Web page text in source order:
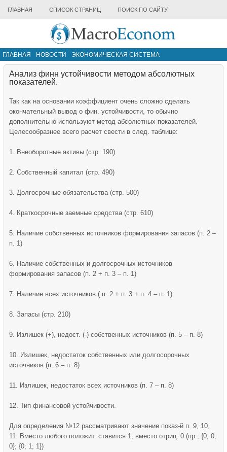
ГЛАВНАЯ СПИСОК СТРАНИЦ ПОИСК ПО САЙТУ
ГЛАВНАЯ НОВОСТИ
ЭКОНОМИЧЕСКАЯ СИСТЕМА
ИНФРАСТРУКТУРА РЫНКА
Анализ финн устойчивости методом абсолютных
показателей.
Так как на основании коэффициент очень сложно сделать
окончательный вывод о фин. устойчивости, то обычно
дополнительно используют метод абсолютных показателей.
Целесообразнее всего расчет свести в след. таблице:
1. Внеоборотные активы (стр. 190)
2. Собственный капитал (стр. 490)
3. Долгосрочные обязательства (стр. 500)
4. Краткосрочные заемные средства (стр. 610)
5. Наличие собственных источников формирования запасов (п. 2 –
п. 1)
6. Наличие собственных и долгосрочных источников
формирования запасов (п. 2 + п. 3 – п. 1)
7. Наличие всех источников ( п. 2 + п. 3 + п. 4 – п. 1)
8. Запасы (стр. 210)
9. Излишек (+), недост. (-) собственных источников (п. 5 – п. 8)
10. Излишек, недостаток собственных или долгосорочных
источников (п. 6 – п. 8)
11. Излишек, недостаток всех источников (п. 7 – п. 8)
12. Тип финансовой устойчивости.
Для определения №12 рассматривают значение показ-й п. 9, 10,
11. Вместо любого положит. ставится 1, вместо отриц. 0 (пр., {0; 0;
0}; {0; 1; 1})